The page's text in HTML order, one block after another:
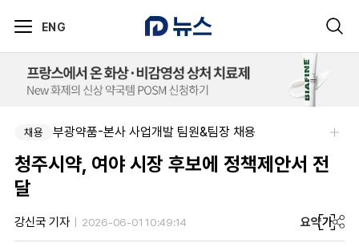
ENG
채용 부광약품-본사 사업개발 팀원&팀장 채용
청주시약, 여야 시장 후보에 정책제안서 전
달
강신국 기자 2026-06-01 10:49:14 요약가